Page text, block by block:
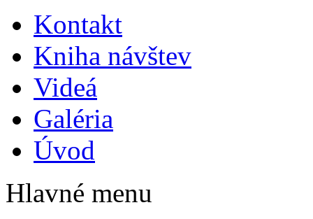
Kontakt
Kniha návštev
Videá
Galéria
Úvod
Hlavné menu